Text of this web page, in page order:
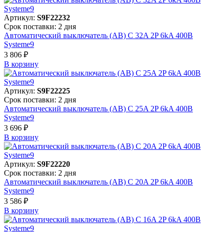
Артикул: S9F22232
Срок поставки: 2 дня
Автоматический выключатель (АВ) C 32A 2P 6kA 400В
Systeme9
3 806 ₽
В корзинy
Артикул: S9F22225
Срок поставки: 2 дня
Автоматический выключатель (АВ) C 25A 2P 6kA 400В
Systeme9
3 696 ₽
В корзинy
Артикул: S9F22220
Срок поставки: 2 дня
Автоматический выключатель (АВ) C 20A 2P 6kA 400В
Systeme9
3 586 ₽
В корзинy